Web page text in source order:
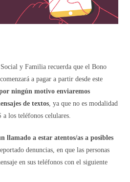
y Familia recuerda que el Bono
a pagar a partir desde este
ningún motivo enviaremos
de textos, ya que no es modalidad
los teléfonos celulares.
llamado a estar atentos/as a posibles
denuncias, en que las personas
en sus teléfonos con el siguiente